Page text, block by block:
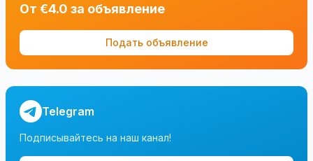
От €4.0 за объявление
Подать объявление
Telegram
Подписывайтесь на наш канал!